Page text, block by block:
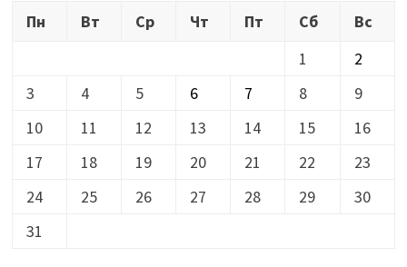
Пн
Вт Ср Чт Пт Сб
Вс
1
2
3
4 5 6 7 8
9
10
11 12 13 14 15
16
17
18 19 20 21 22
23
24
25 26 27 28 29
30
31